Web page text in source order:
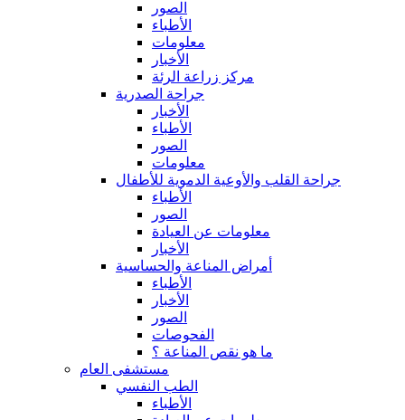
الصور
الأطباء
معلومات
الأخبار
مركز زراعة الرئة
جراحة الصدرية
الأخبار
الأطباء
الصور
معلومات
جراحة القلب والأوعية الدموية للأطفال
الأطباء
الصور
معلومات عن العيادة
الأخبار
أمراض المناعة والحساسية
الأطباء
الأخبار
الصور
الفحوصات
ما هو نقص المناعة ؟
مستشفى العام
الطب النفسي
الأطباء